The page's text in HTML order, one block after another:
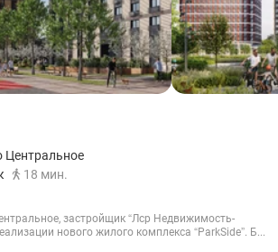
Центральное
18 мин.
застройщик “Лср Недвижимость-
нового жилого комплекса “ParkSide”. Б...